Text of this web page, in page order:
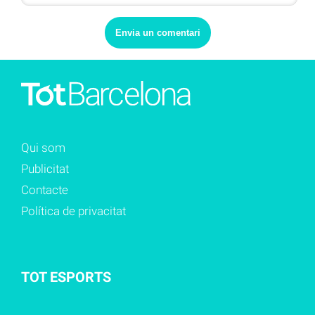
Qui som
Publicitat
Contacte
Política de privacitat
TOT ESPORTS